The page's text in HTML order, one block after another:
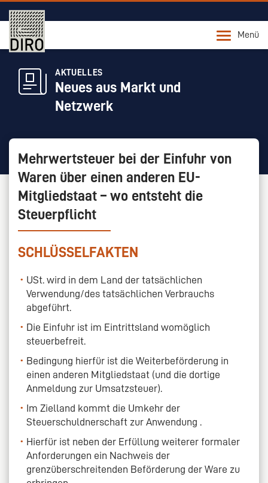
Menü
AKTUELLES
Neues aus Markt und
Netzwerk
Mehrwertsteuer bei der Einfuhr von
Waren über einen anderen EU-
Mitgliedstaat – wo entsteht die
Steuerpflicht
SCHLÜSSELFAKTEN
USt. wird in dem Land der tatsächlichen
Verwendung/des tatsächlichen Verbrauchs
abgeführt.
Die Einfuhr ist im Eintrittsland womöglich
steuerbefreit.
Bedingung hierfür ist die Weiterbeförderung in
einen anderen Mitgliedstaat (und die dortige
Anmeldung zur Umsatzsteuer).
Im Zielland kommt die Umkehr der
Steuerschuldnerschaft zur Anwendung .
Hierfür ist neben der Erfüllung weiterer formaler
Anforderungen ein Nachweis der
grenzüberschreitenden Beförderung der Ware zu